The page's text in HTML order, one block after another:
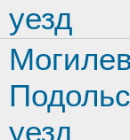
уезд
уезд